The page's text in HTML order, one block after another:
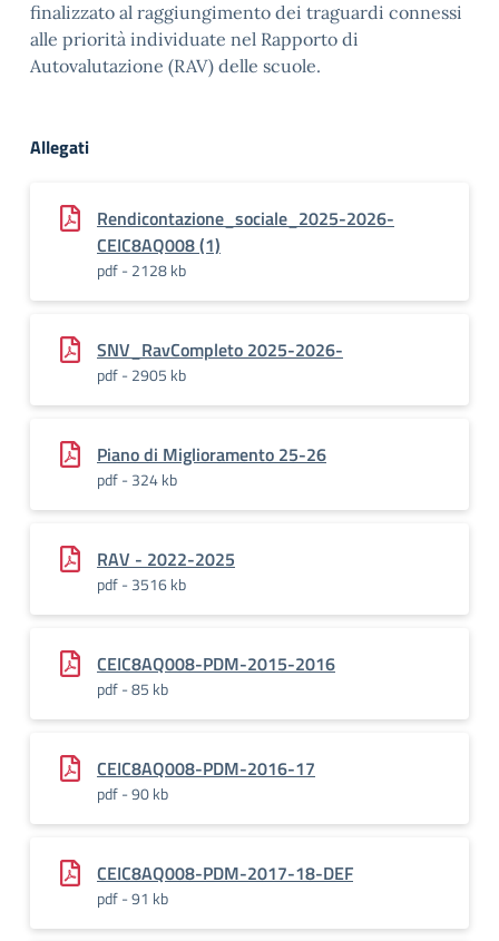
finalizzato al raggiungimento dei traguardi connessi
alle priorità individuate nel Rapporto di
Autovalutazione (RAV) delle scuole.
Allegati
Rendicontazione_sociale_2025-2026-
CEIC8AQ008 (1)
pdf - 2128 kb
SNV_RavCompleto 2025-2026-
pdf - 2905 kb
Piano di Miglioramento 25-26
pdf - 324 kb
RAV - 2022-2025
pdf - 3516 kb
CEIC8AQ008-PDM-2015-2016
pdf - 85 kb
CEIC8AQ008-PDM-2016-17
pdf - 90 kb
CEIC8AQ008-PDM-2017-18-DEF
pdf - 91 kb